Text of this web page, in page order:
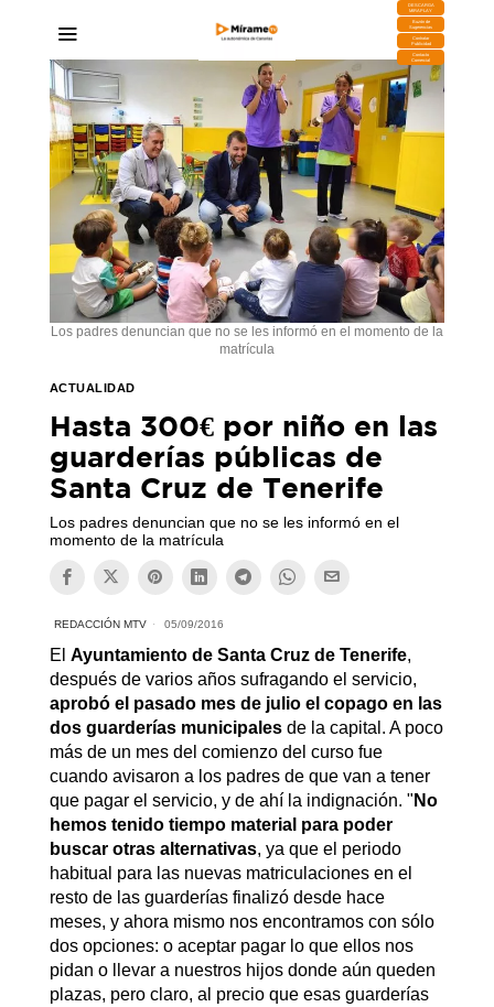
DESCARGA
MIRAPLAY
Buzón de
Sugerencias
Contratar
Publicidad
Contacto
Comercial
Los padres denuncian que no se les informó en el momento de la
matrícula
ACTUALIDAD
Hasta 300€ por niño en las
guarderías públicas de
Santa Cruz de Tenerife
Los padres denuncian que no se les informó en el
momento de la matrícula
REDACCIÓN MTV 05/09/2016
El Ayuntamiento de Santa Cruz de Tenerife,
después de varios años sufragando el servicio,
aprobó el pasado mes de julio el copago en las
dos guarderías municipalesde la capital. A poco
más de un mes del comienzo del curso fue
cuando avisaron a los padres de que van a tener
que pagar el servicio, y de ahí la indignación. " No
hemos tenido tiempo material para poder
buscar otras alternativas, ya que el periodo
habitual para las nuevas matriculaciones en el
resto de las guarderías finalizó desde hace
meses, y ahora mismo nos encontramos con sólo
dos opciones: o aceptar pagar lo que ellos nos
pidan o llevar a nuestros hijos donde aún queden
plazas, pero claro, al precio que esas guarderías